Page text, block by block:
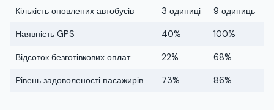
Кількість оновлених автобусів 3 одиниці 9 одиниць
Наявність GPS 40% 100%
Відсоток безготівкових оплат 22% 68%
Рівень задоволеності пасажирів 73% 86%